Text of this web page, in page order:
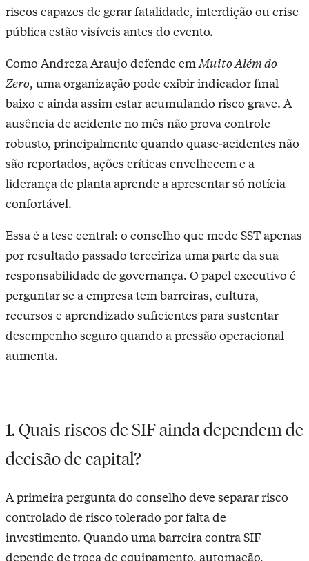
riscos capazes de gerar fatalidade, interdição ou crise
pública estão visíveis antes do evento.
Como Andreza Araujo defende emMuito Além do
Zero, uma organização pode exibir indicador final
baixo e ainda assim estar acumulando risco grave. A
ausência de acidente no mês não prova controle
robusto, principalmente quando quase-acidentes não
são reportados, ações críticas envelhecem e a
liderança de planta aprende a apresentar só notícia
confortável.
Essa é a tese central: o conselho que mede SST apenas
por resultado passado terceiriza uma parte da sua
responsabilidade de governança. O papel executivo é
perguntar se a empresa tem barreiras, cultura,
recursos e aprendizado suficientes para sustentar
desempenho seguro quando a pressão operacional
aumenta.
1. Quais riscos de SIF ainda dependem de
decisão de capital?
A primeira pergunta do conselho deve separar risco
controlado de risco tolerado por falta de
investimento. Quando uma barreira contra SIF
depende de troca de equipamento, automação,